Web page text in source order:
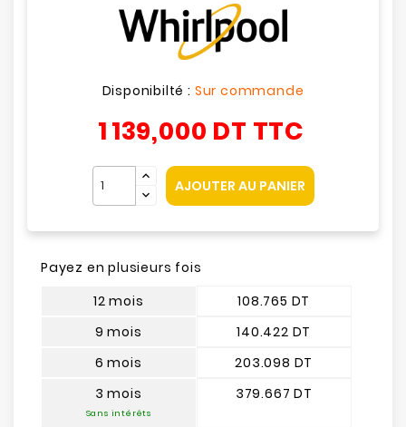
Disponibilté : Sur commande
1 139,000 DT TTC
AJOUTER AU PANIER
Payez en plusieurs fois
12 mois
9 mois
6 mois
3 mois
Sans intérêts
108.765 DT
140.422 DT
203.098 DT
379.667 DT